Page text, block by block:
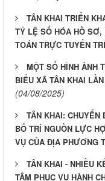
TÂN KHAI TRIỂN
TỶ LỆ SỐ HÓA HỒ SƠ,
TOÁN TRỰC TUYẾN
MỘT SỐ HÌNH ẢNH
BIỂU XÃ TÂN KHAI
(04/08/2025)
TÂN KHAI:
BỐ TRÍ NGUỒN LỰC
VỤ CỦA ĐỊA PHƯƠNG
TÂN KHAI - NHIỀU
TÂM PHỤC VỤ HÀNH